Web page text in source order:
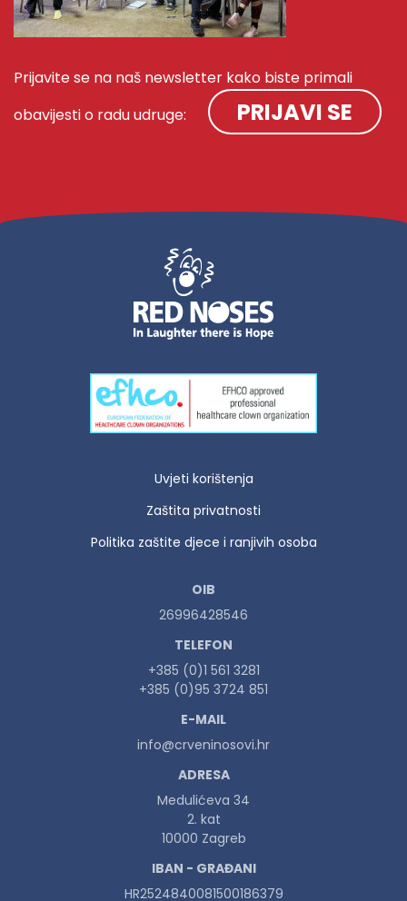
Prijavite se na naš newsletter kako biste primali
obavijesti o radu udruge:
PRIJAVI SE
Uvjeti korištenja
Zaštita privatnosti
Politika zaštite djece i ranjivih osoba
OIB
26996428546
TELEFON
+385 (0)1 561 3281
+385 (0)95 3724 851
E-MAIL
info@crveninosovi.hr
ADRESA
Medulićeva 34
2. kat
10000 Zagreb
IBAN - GRAĐANI
HR2524840081500186379